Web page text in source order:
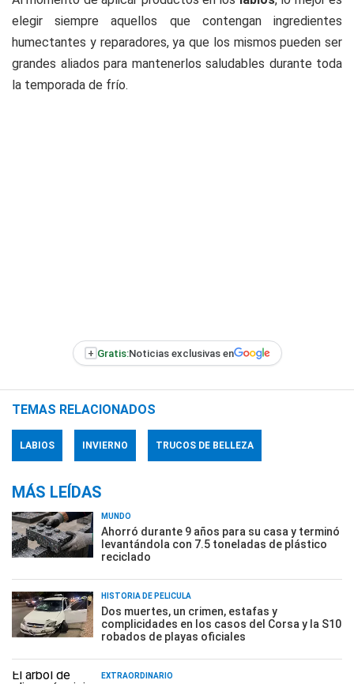
elegir siempre aquellos que contengan ingredientes
humectantes y reparadores, ya que los mismos pueden ser
grandes aliados para mantenerlos saludables durante toda
la temporada de frío.
+ Gratis:Noticias exclusivas en
TEMAS RELACIONADOS
LABIOS INVIERNO TRUCOS DE BELLEZA
MÁS LEÍDAS
MUNDO
Ahorró durante 9 años para su casa y terminó
levantándola con 7.5 toneladas de plástico
reciclado
HISTORIA DE PELÍCULA
Dos muertes, un crimen, estafas y
complicidades en los casos del Corsa y la S10
robados de playas oficiales
EXTRAORDINARIO